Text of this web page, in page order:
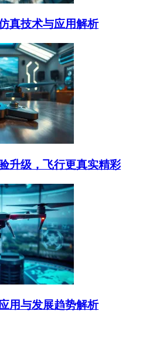
真技术与应用解析
升级，飞行更真实精彩
用与发展趋势解析